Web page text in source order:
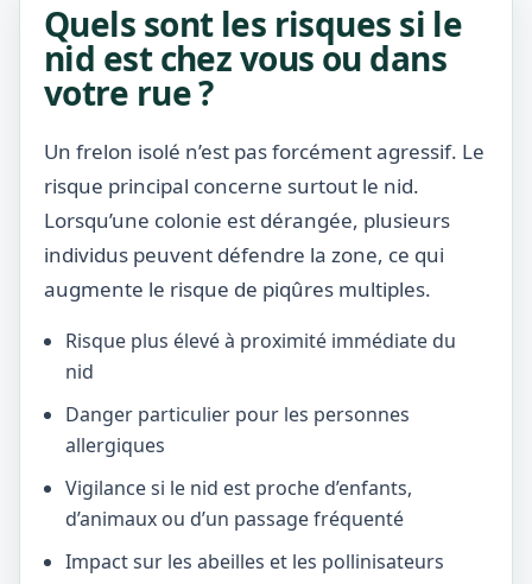
Quels sont les risques si le
nid est chez vous ou dans
votre rue ?
Un frelon isolé n’est pas forcément agressif. Le
risque principal concerne surtout le nid.
Lorsqu’une colonie est dérangée, plusieurs
individus peuvent défendre la zone, ce qui
augmente le risque de piqûres multiples.
Risque plus élevé à proximité immédiate du
nid
Danger particulier pour les personnes
allergiques
Vigilance si le nid est proche d’enfants,
d’animaux ou d’un passage fréquenté
Impact sur les abeilles et les pollinisateurs